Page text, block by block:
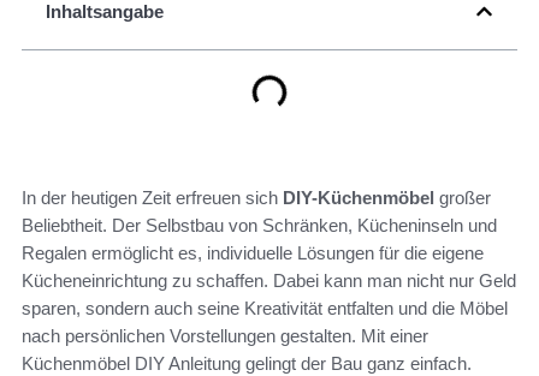
Inhaltsangabe
In der heutigen Zeit erfreuen sich DIY-Küchenmöbel großer
Beliebtheit. Der Selbstbau von Schränken, Kücheninseln und
Regalen ermöglicht es, individuelle Lösungen für die eigene
Kücheneinrichtung zu schaffen. Dabei kann man nicht nur Geld
sparen, sondern auch seine Kreativität entfalten und die Möbel
nach persönlichen Vorstellungen gestalten. Mit einer
Küchenmöbel DIY Anleitung gelingt der Bau ganz einfach.